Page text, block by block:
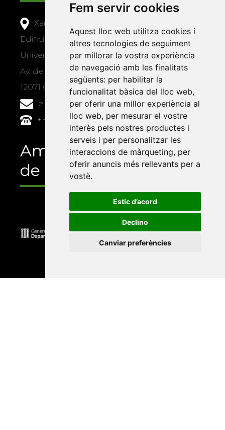
Fem servir cookies
Aquest lloc web utilitza cookies i
altres tecnologies de seguiment
per millorar la vostra experiència
de navegació amb les finalitats
següents: per habilitar la
funcionalitat bàsica del lloc web,
per oferir una millor experiència al
lloc web, per mesurar el vostre
interès pels nostres productes i
serveis i per personalitzar les
interaccions de màrqueting, per
oferir anuncis més rellevants per a
vostè.
Estic d’acord
Declino
Canviar preferències
Xarxa Vives d'Universitats
Edifici Àgora
Universitat Jaume I, local 10
Av. de Vicent Sos Baynat, s/n
12071 Castelló de la Plana
e-buc@vives.org
+34 964 72 89 93
Amb el suport
de